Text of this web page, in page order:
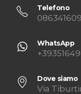
Telefono
WhatsApp
Dove siamo
Via